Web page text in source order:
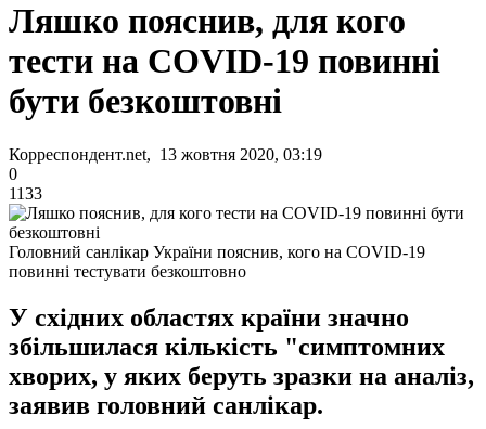
Ляшко пояснив, для кого
тести на COVID-19 повинні
бути безкоштовні
Корреспондент.net, 13 жовтня 2020, 03:19
0
1133
Головний санлікар України пояснив, кого на COVID-19
повинні тестувати безкоштовно
У східних областях країни значно
збільшилася кількість "симптомних
хворих, у яких беруть зразки на аналіз,
заявив головний санлікар.